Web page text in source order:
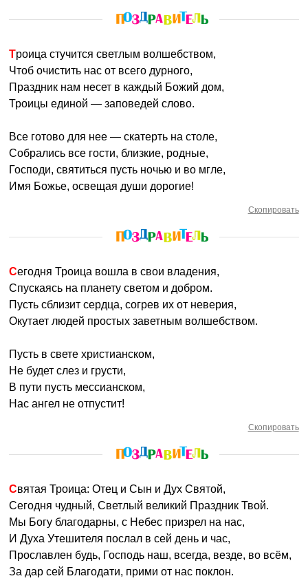
Троица стучится светлым волшебством,
Чтоб очистить нас от всего дурного,
Праздник нам несет в каждый Божий дом,
Троицы единой — заповедей слово.
Все готово для нее — скатерть на столе,
Собрались все гости, близкие, родные,
Господи, святиться пусть ночью и во мгле,
Имя Божье, освещая души дорогие!
Скопировать
Сегодня Троица вошла в свои владения,
Спускаясь на планету светом и добром.
Пусть сблизит сердца, согрев их от неверия,
Окутает людей простых заветным волшебством.
Пусть в свете христианском,
Не будет слез и грусти,
В пути пусть мессианском,
Нас ангел не отпустит!
Скопировать
Святая Троица: Отец и Сын и Дух Святой,
Сегодня чудный, Светлый великий Праздник Твой.
Мы Богу благодарны, с Небес призрел на нас,
И Духа Утешителя послал в сей день и час,
Прославлен будь, Господь наш, всегда, везде, во всём,
За дар сей Благодати, прими от нас поклон.